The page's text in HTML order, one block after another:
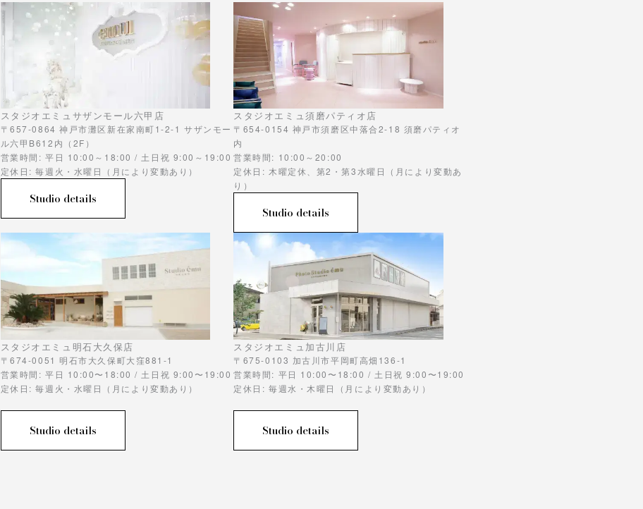
スタジオエミュサザンモール六甲店
〒657-0864 神戸市灘区新在家南町1-2-1 サザンモー
ル六甲B612内（2F）
営業時間: 平日 10:00～18:00 / 土日祝 9:00～19:00
定休日: 毎週火・水曜日（月により変動あり）
Studio details
スタジオエミュ須磨パティオ店
〒654-0154 神戸市須磨区中落合2-18 須磨パティオ
内
営業時間: 10:00～20:00
定休日: 木曜定休、第2・第3水曜日（月により変動あ
り）
Studio details
スタジオエミュ明石大久保店
〒674-0051 明石市大久保町大窪881-1
営業時間: 平日 10:00〜18:00 / 土日祝 9:00〜19:00
定休日: 毎週火・水曜日（月により変動あり）
Studio details
スタジオエミュ加古川店
〒675-0103 加古川市平岡町高畑136-1
営業時間: 平日 10:00〜18:00 / 土日祝 9:00〜19:00
定休日: 毎週水・木曜日（月により変動あり）
Studio details